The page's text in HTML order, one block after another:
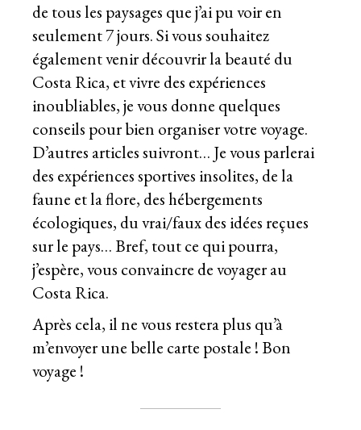
de tous les paysages que j’ai pu voir en
seulement 7 jours. Si vous souhaitez
également venir découvrir la beauté du
Costa Rica, et vivre des expériences
inoubliables, je vous donne quelques
conseils pour bien organiser votre voyage.
D’autres articles suivront… Je vous parlerai
des expériences sportives insolites, de la
faune et la flore, des hébergements
écologiques, duvrai/faux des idées reçues
sur le pays… Bref, tout ce qui pourra,
j’espère, vous convaincre de voyager au
Costa Rica.
Après cela, il ne vous restera plus qu’à
m’envoyer une belle carte postale ! Bon
voyage !